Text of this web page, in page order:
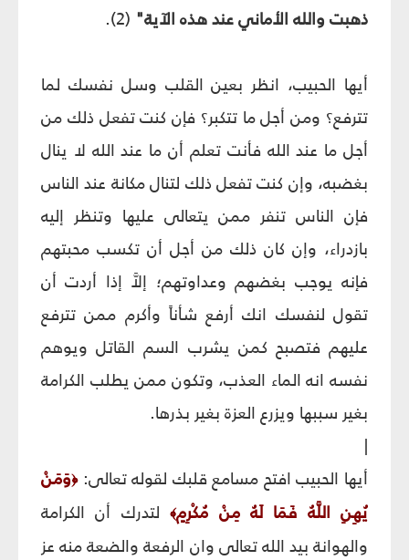
ذهبت والله الأماني عند هذه الآية" (2).
أيها الحبيب، انظر بعين القلب وسل نفسك لما
تترفع؟ ومن أجل ما تتكبر؟ فإن كنت تفعل ذلك من
أجل ما عند الله فأنت تعلم أن ما عند الله لا ينال
بغضبه، وإن كنت تفعل ذلك لتنال مكانة عند الناس
فإن الناس تنفر ممن يتعالى عليها وتنظر إليه
بازدراء، وإن كان ذلك من أجل أن تكسب محبتهم
فإنه يوجب بغضهم وعداوتهم؛ إلاَّ إذا أردت أن
تقول لنفسك انك أرفع شأناً وأكرم ممن تترفع
عليهم فتصبح كمن يشرب السم القاتل ويوهم
نفسه انه الماء العذب، وتكون ممن يطلب الكرامة
بغير سببها ويزرع العزة بغير بذرها.
|
أيها الحبيب افتح مسامع قلبك لقوله تعالى:﴿وَمَنْ
يُهِنِ اللَّهُ فَمَا لَهُ مِنْ مُكْرِمٍ﴾لتدرك أن الكرامة
والهوانة بيد الله تعالى وان الرفعة والضعة منه عز